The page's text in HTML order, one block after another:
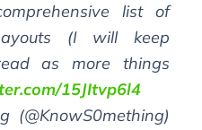
list of
(I will keep
as more things
15JItvp6l4
(@KnowS0mething)